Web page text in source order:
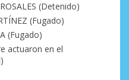
(Detenido)
(Fugado)
(Fugado)
actuaron en el